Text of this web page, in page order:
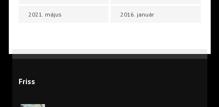
2021. május 2016. január
Friss